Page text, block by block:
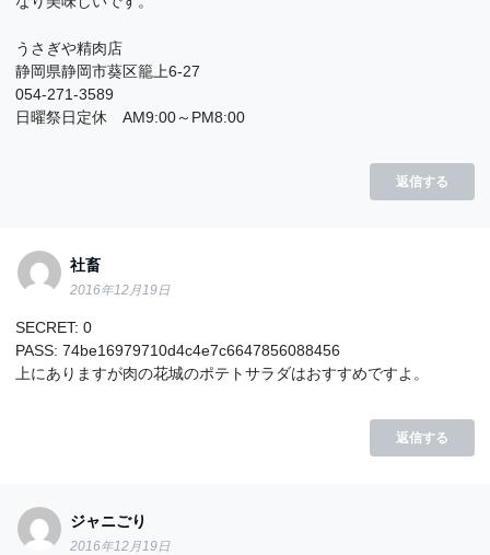
うさぎや精肉店
静岡県静岡市葵区籠上6-27
054-271-3589
日曜祭日定休 AM9:00～PM8:00
返信する
社畜
2016年12月19日
SECRET: 0
PASS: 74be16979710d4c4e7c6647856088456
上にありますが肉の花城のポテトサラダはおすすめですよ。
返信する
ジャニごり
2016年12月19日